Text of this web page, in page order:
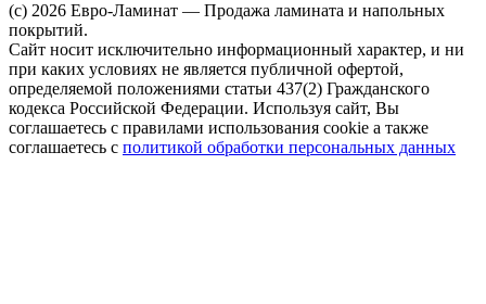
(c) 2026 Евро-Ламинат — Продажа ламината и напольных
покрытий.
Сайт носит исключительно информационный характер, и ни
при каких условиях не является публичной офертой,
определяемой положениями статьи 437(2) Гражданского
кодекса Российской Федерации. Используя сайт, Вы
соглашаетесь с правилами использования cookie а также
соглашаетесь с политикой обработки персональных данных